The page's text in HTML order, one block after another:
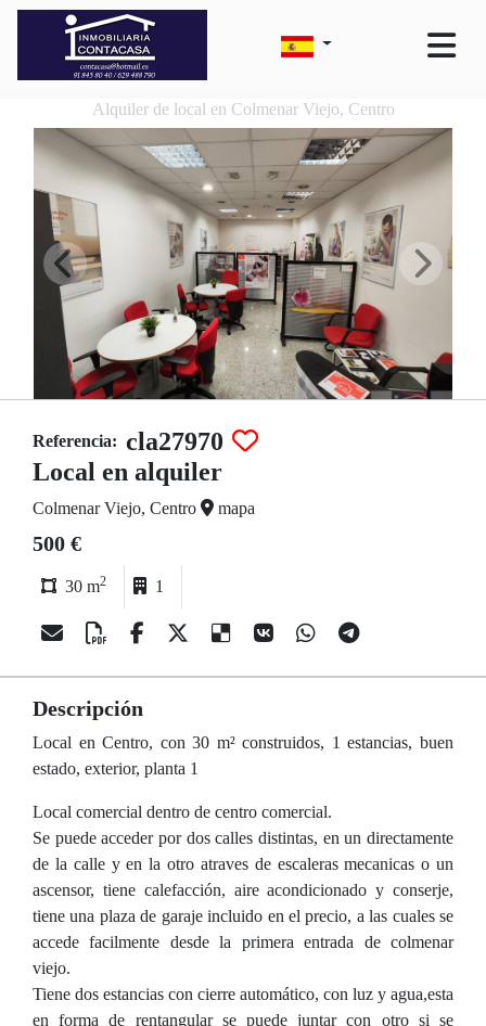
Alquiler de local en Colmenar Viejo, Centro
Referencia: cla27970
Local en alquiler
Colmenar Viejo, Centro mapa
500 €
30 m2 1
Descripción
Local en Centro, con 30 m² construidos, 1 estancias, buen
estado, exterior, planta 1
Local comercial dentro de centro comercial.
Se puede acceder por dos calles distintas, en un directamente
de la calle y en la otro atraves de escaleras mecanicas o un
ascensor, tiene calefacción, aire acondicionado y conserje,
tiene una plaza de garaje incluido en el precio, a las cuales se
accede facilmente desde la primera entrada de colmenar
viejo.
Tiene dos estancias con cierre automático, con luz y agua,esta
en forma de rentangular se puede juntar con otro si se